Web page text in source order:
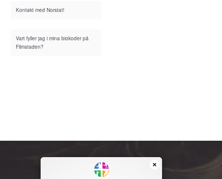
Kontakt med Norstat!
Vart fyller jag i mina biokoder på
Filmstaden?